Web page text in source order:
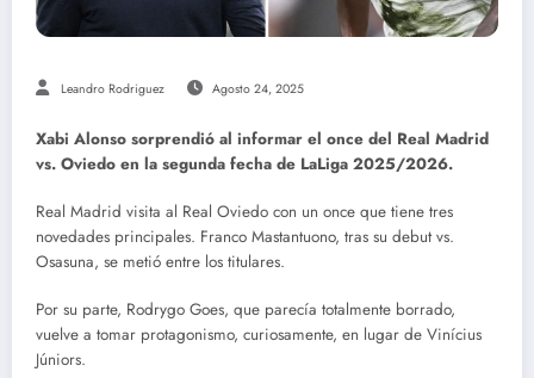
Leandro Rodriguez Agosto 24, 2025
Xabi Alonso sorprendió al informar el once del Real Madrid
vs. Oviedo en la segunda fecha de LaLiga 2025/2026.
Real Madrid visita al Real Oviedo con un once que tiene tres
novedades principales. Franco Mastantuono, tras su debut vs.
Osasuna, se metió entre los titulares.
Por su parte, Rodrygo Goes, que parecía totalmente borrado,
vuelve a tomar protagonismo, curiosamente, en lugar de Vinícius
Júniors.